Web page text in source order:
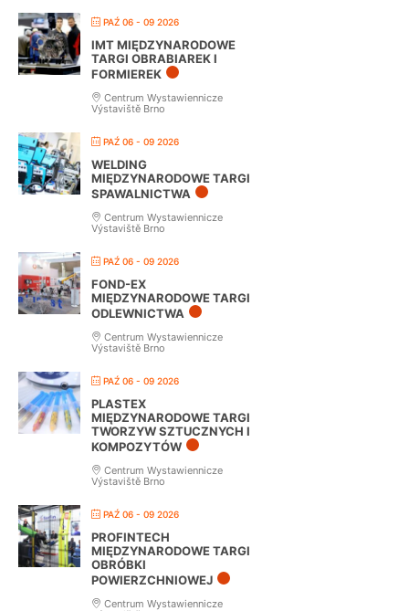
PAŹ 06 - 09 2026
IMT MIĘDZYNARODOWE
TARGI OBRABIAREK I
FORMIEREK
Centrum Wystawiennicze
Výstaviště Brno
PAŹ 06 - 09 2026
WELDING
MIĘDZYNARODOWE TARGI
SPAWALNICTWA
Centrum Wystawiennicze
Výstaviště Brno
PAŹ 06 - 09 2026
FOND-EX
MIĘDZYNARODOWE TARGI
ODLEWNICTWA
Centrum Wystawiennicze
Výstaviště Brno
PAŹ 06 - 09 2026
PLASTEX
MIĘDZYNARODOWE TARGI
TWORZYW SZTUCZNYCH I
KOMPOZYTÓW
Centrum Wystawiennicze
Výstaviště Brno
PAŹ 06 - 09 2026
PROFINTECH
MIĘDZYNARODOWE TARGI
OBRÓBKI
POWIERZCHNIOWEJ
Centrum Wystawiennicze